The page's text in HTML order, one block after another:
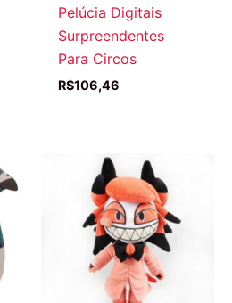
Pelúcia Digitais
Surpreendentes
Para Circos
R$106,46